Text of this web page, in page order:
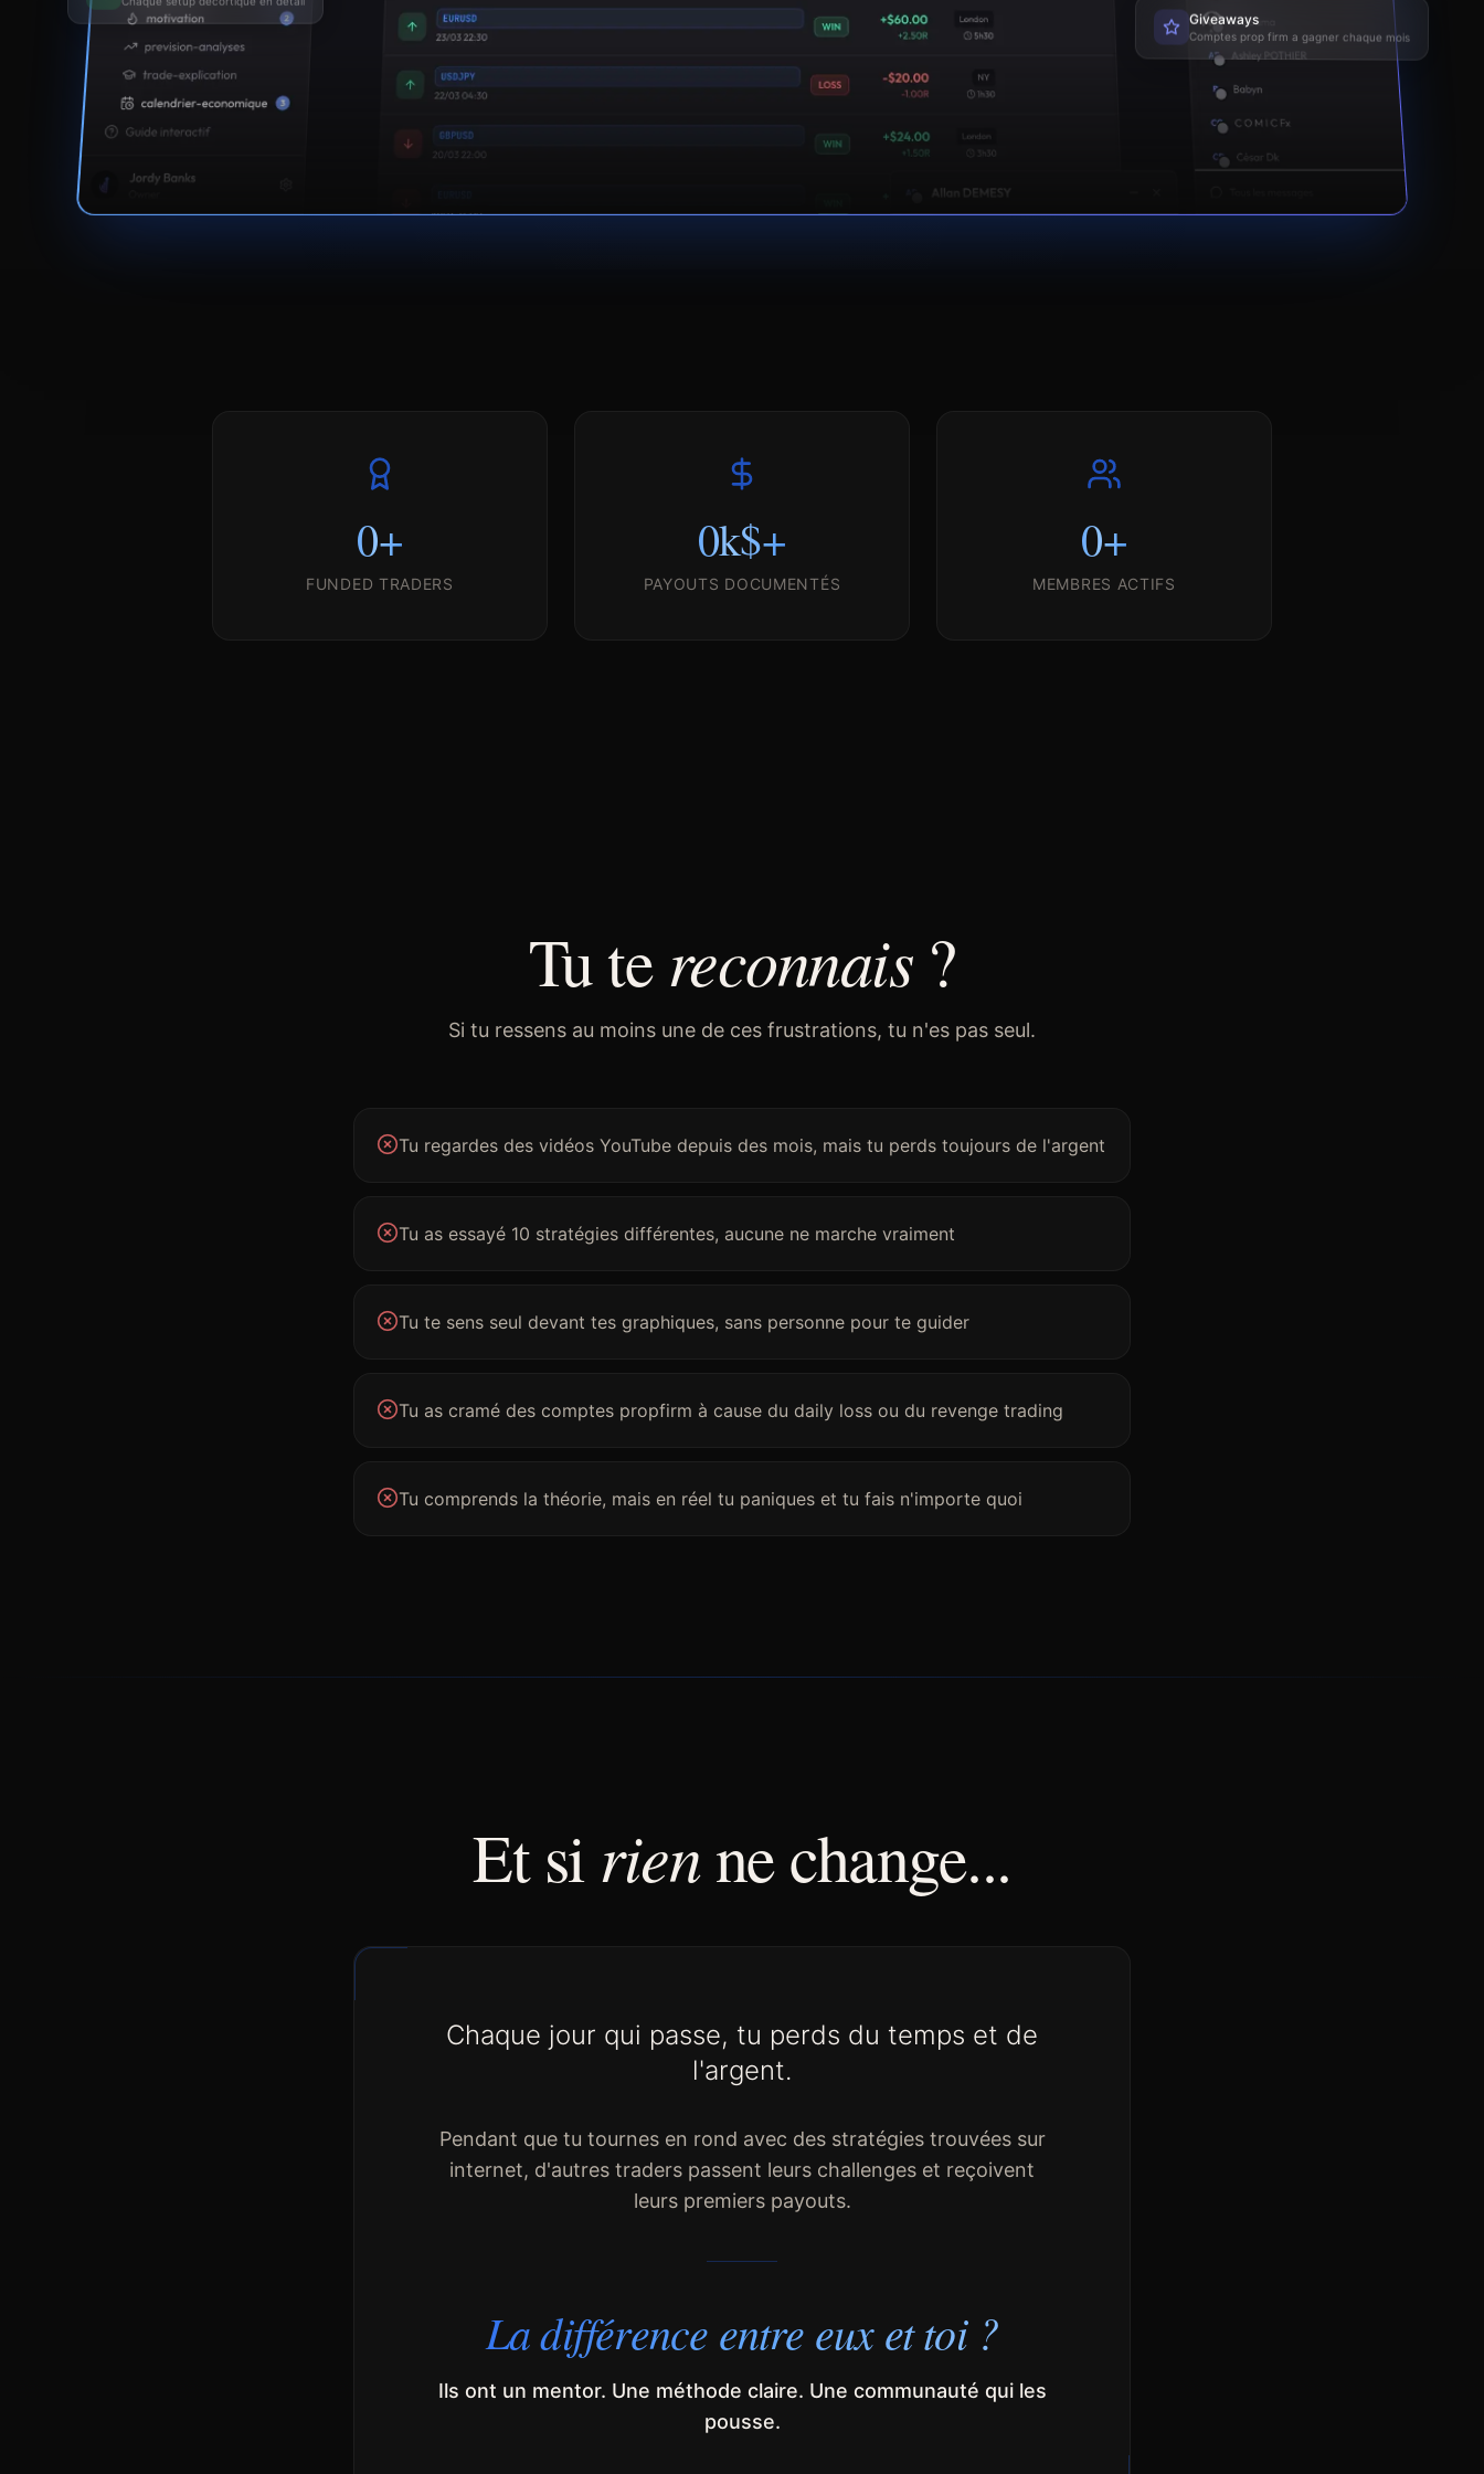
Giveaways
Comptes prop firm a gagner chaque mois
0+
FUNDED TRADERS
0k$+
PAYOUTS DOCUMENTÉS
0+
MEMBRES ACTIFS
Tu tereconnais?
Si tu ressens au moins une de ces frustrations, tu n'es pas seul.
Tu regardes des vidéos YouTube depuis des mois, mais tu perds toujours de l'argent
Tu as essayé 10 stratégies différentes, aucune ne marche vraiment
Tu te sens seul devant tes graphiques, sans personne pour te guider
Tu as cramé des comptes propfirm à cause du daily loss ou du revenge trading
Tu comprends la théorie, mais en réel tu paniques et tu fais n'importe quoi
Et sirienne change...
Chaque jour qui passe, tu perds du temps et de
l'argent.
Pendant que tu tournes en rond avec des stratégies trouvées sur
internet, d'autres traders passent leurs challenges et reçoivent
leurs premiers payouts.
La différence entre eux et toi ?
Ils ont un mentor. Une méthode claire. Une communauté qui les
pousse.